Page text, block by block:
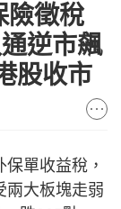
險徵稅
逆市飆
股收市
單收益稅，
兩大板塊走弱